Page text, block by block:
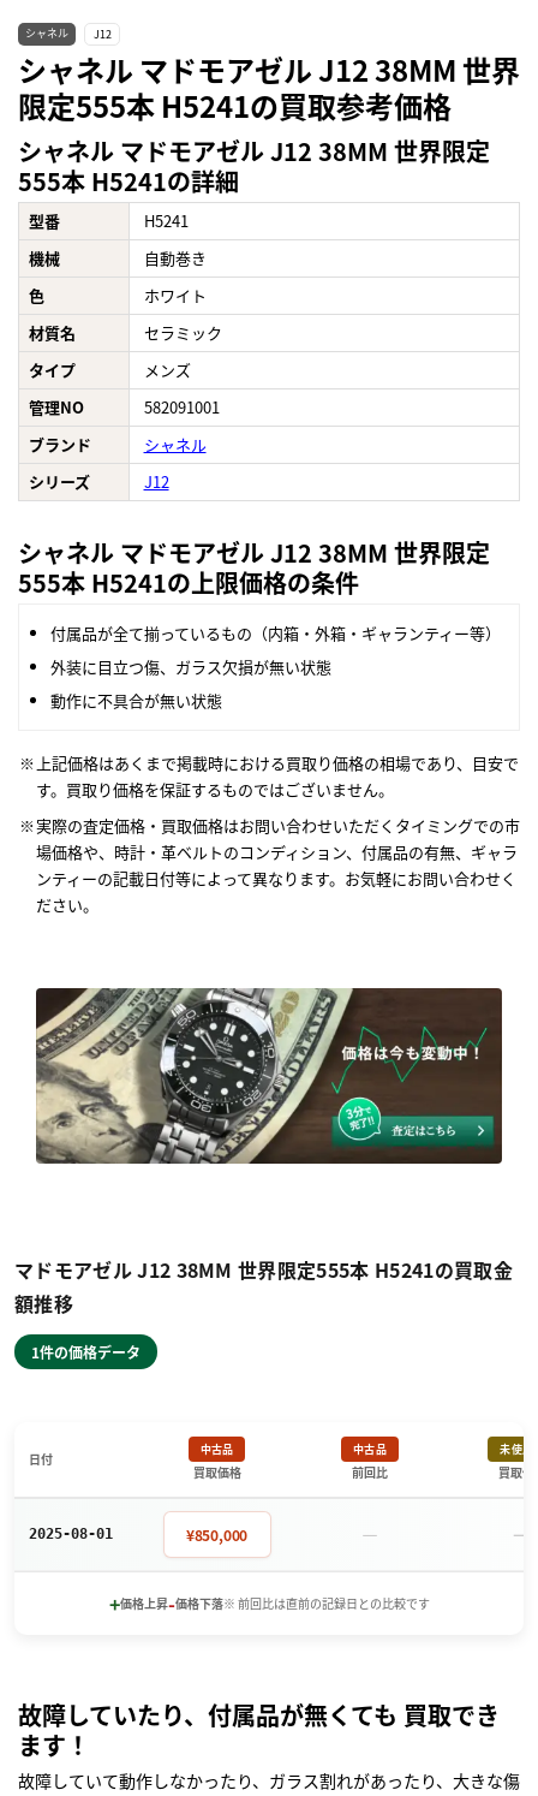
シャネル J12
シャネル マドモアゼル J12 38MM 世界
限定555本 H5241の買取参考価格
シャネル マドモアゼル J12 38MM 世界限定
555本 H5241の詳細
型番
H5241
機械
自動巻き
色
ホワイト
材質名
セラミック
タイプ
メンズ
管理NO
582091001
ブランド
シャネル
シリーズ
J12
シャネル マドモアゼル J12 38MM 世界限定
555本 H5241の上限価格の条件
付属品が全て揃っているもの（内箱・外箱・ギャランティー等）
外装に目立つ傷、ガラス欠損が無い状態
動作に不具合が無い状態
上記価格はあくまで掲載時における買取り価格の相場であり、目安で
す。買取り価格を保証するものではございません。
実際の査定価格・買取価格はお問い合わせいただくタイミングでの市
場価格や、時計・革ベルトのコンディション、付属品の有無、ギャラ
ンティーの記載日付等によって異なります。お気軽にお問い合わせく
ださい。
マドモアゼル J12 38MM 世界限定555本 H5241の買取金
額推移
1件の価格データ
日付
中古品
買取価格
中古品
前回比
未使用
買取価
2025-08-01 ¥850,000 － －
+価格上昇-価格下落※ 前回比は直前の記録日との比較です
故障していたり、付属品が無くても 買取でき
ます！
故障していて動作しなかったり、ガラス割れがあったり、大きな傷